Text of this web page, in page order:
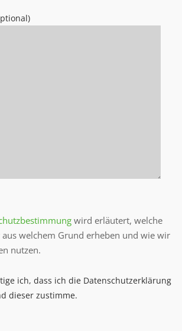
wird erläutert, welche
welchem Grund erheben und wie wir
nutzen.
ich, dass ich die Datenschutzerklärung
dieser zustimme.